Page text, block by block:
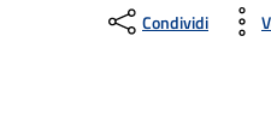
Condividi